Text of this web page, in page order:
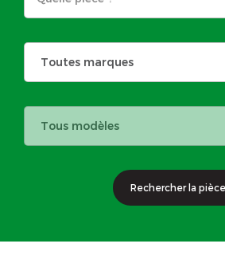
Toutes marques
Tous modèles
Rechercher la pièce